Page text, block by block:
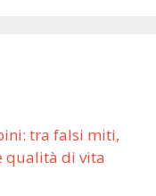
tra falsi miti,
qualità di vita